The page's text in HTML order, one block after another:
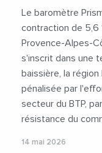
Le baromètre
contraction de 5,6
Provence-Alpes-
s'inscrit dans une
baissière, la
pénalisée par
secteur du BTP,
résistance du
14 mai 2026